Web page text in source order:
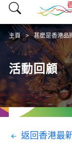
主頁 甚麼是香港品
活動回顧
返回香港最